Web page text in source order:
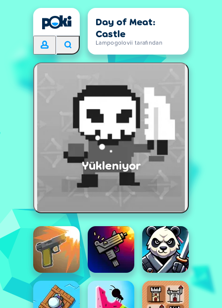
Day of Meat:
Castle
Lampogolovii tarafından
Yükleniyor